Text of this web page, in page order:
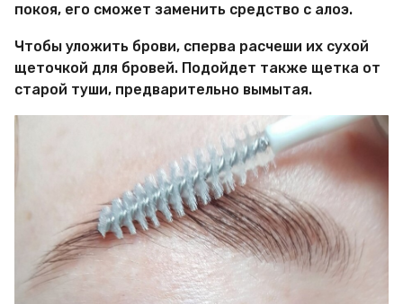
покоя, его сможет заменить средство с алоэ.
Чтобы уложить брови, сперва расчеши их сухой
щеточкой для бровей. Подойдет также щетка от
старой туши, предварительно вымытая.